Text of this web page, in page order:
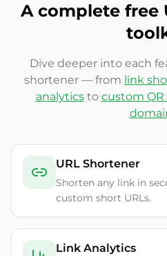
A complete free
Dive deeper into each
shortener — from link
analytics to custom QR
URL Shortener
Shorten any link in
custom short URLs.
Link Analytics